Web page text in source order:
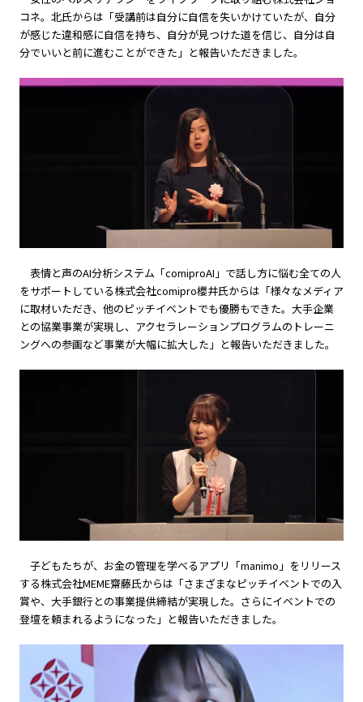
コネ。北氏からは「受講前は自分に自信を失いかけていたが、自分
が感じた違和感に自信を持ち、自分が見つけた道を信じ、自分は自
分でいいと前に進むことができた」と報告いただきました。
表情と声のAI分析システム「comiproAI」で話し方に悩む全ての人
をサポートしている株式会社comipro櫻井氏からは「様々なメディア
に取材いただき、他のピッチイベントでも優勝もできた。大手企業
との協業事業が実現し、アクセラレーションプログラムのトレーニ
ングへの参画など事業が大幅に拡大した」と報告いただきました。
子どもたちが、お金の管理を学べるアプリ「manimo」をリリース
する株式会社MEME齋藤氏からは「さまざまなピッチイベントでの入
賞や、大手銀行との事業提供締結が実現した。さらにイベントでの
登壇を頼まれるようになった」と報告いただきました。